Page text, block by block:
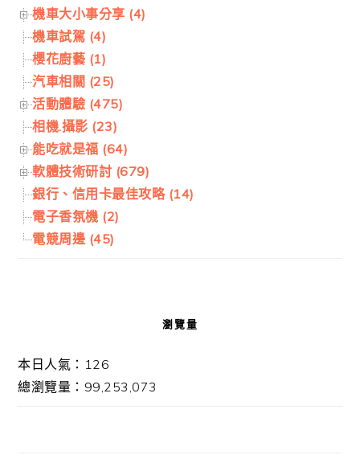
機車大小事分享 (4)
機車試駕 (4)
櫻花廚藝 (1)
汽車相關 (25)
活動體驗 (475)
相機.攝影 (23)
能吃就是福 (64)
軟體技術研討 (679)
銀行、信用卡最佳攻略 (14)
電子香氛機 (2)
電競周邊 (45)
瀏覽量
本日人氣：126
總瀏覽量：99,253,073